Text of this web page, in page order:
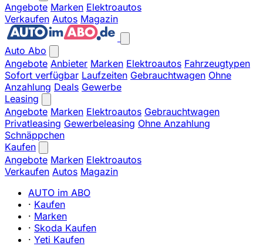
Angebote Marken Elektroautos
Verkaufen Autos Magazin
Auto Abo
Angebote Anbieter Marken Elektroautos Fahrzeugtypen
Sofort verfügbar Laufzeiten Gebrauchtwagen Ohne
Anzahlung Deals Gewerbe
Leasing
Angebote Marken Elektroautos Gebrauchtwagen
Privatleasing Gewerbeleasing Ohne Anzahlung
Schnäppchen
Kaufen
Angebote Marken Elektroautos
Verkaufen Autos Magazin
AUTO im ABO
· Kaufen
· Marken
· Skoda Kaufen
· Yeti Kaufen